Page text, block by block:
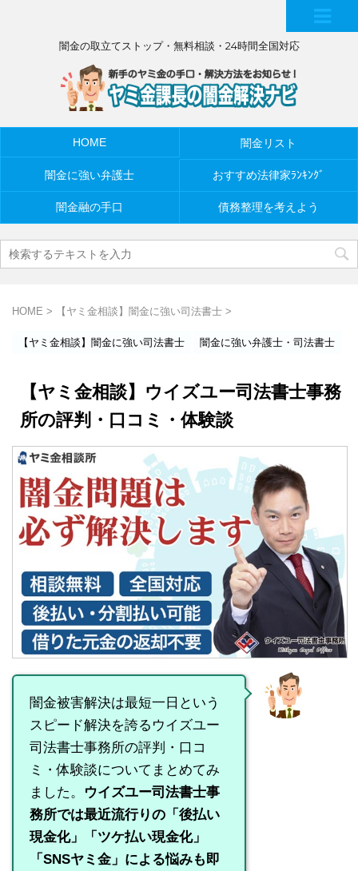
闇金の取立てストップ・無料相談・24時間全国対応
HOME 闇金リスト
闇金に強い弁護士 おすすめ法律家ﾗﾝｷﾝｸﾞ
闇金融の手口 債務整理を考えよう
HOME > 【ヤミ金相談】闇金に強い司法書士 >
【ヤミ金相談】闇金に強い司法書士 闇金に強い弁護士・司法書士
【ヤミ金相談】ウイズユー司法書士事務
所の評判・口コミ・体験談
闇金被害解決は最短一日という
スピード解決を誇るウイズユー
司法書士事務所の評判・口コ
ミ・体験談についてまとめてみ
ました。
ウイズユー司法書士事
務所では最近流行りの「後払い
現金化」「ツケ払い現金化」
「SNSヤミ金」による悩みも即